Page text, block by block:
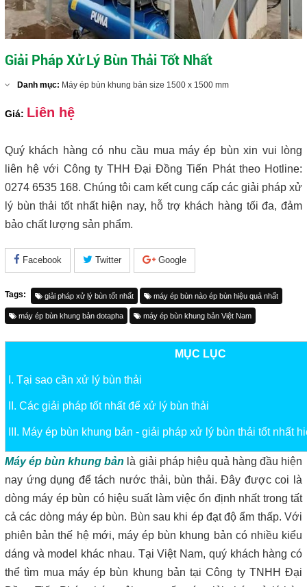
Giải Pháp Xử Lý Bùn Thải Tốt Nhất
Danh mục: Máy ép bùn khung bản size 1500 x 1500 mm
Giá: Liên hệ
Quý khách hàng có nhu cầu mua máy ép bùn xin vui lòng
liên hệ với Công ty THH Đại Đồng Tiến Phát theo Hotline:
0274 6535 168. Chúng tôi cam kết cung cấp các giải pháp xử
lý bùn thải tốt nhất hiện nay, hỗ trợ khách hàng tối đa, đảm
bảo chất lượng sản phẩm.
Facebook Twitter Google
Tags: giải pháp xử lý bùn tốt nhất máy ép bùn nào ép bùn hiệu quả nhất
máy ép bùn khung bản dotapha máy ép bùn khung bản Việt Nam
MỤC LỤC
I. Tại sao cần xử lý bùn thải
II. Các giải pháp tốt nhất để xử lý bùn thải
III. Máy ép bùn khung bản - giải pháp xử lý bùn thải tốt nhất
Máy ép bùn khung bản là giải pháp hiệu quả hàng đầu hiện
nay ứng dụng để tách nước thải, bùn thải. Đây được coi là
dòng máy ép bùn có hiệu suất làm việc ổn định nhất trong tất
cả các dòng máy ép bùn. Bùn sau khi ép đạt độ ẩm thấp. Với
phiên bản thế hệ mới, máy ép bùn khung bản có nhiều kiểu
dáng và model khác nhau. Tại Việt Nam, quý khách hàng có
thể tìm mua máy ép bùn khung bản tại Công ty TNHH Đại